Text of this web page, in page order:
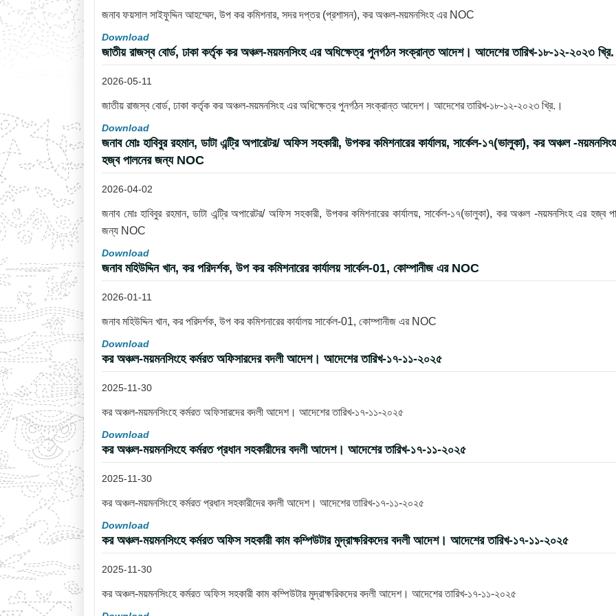
জনাব ফয়সাল সাইফুদ্দিন আহম্মেদ, উপ কর কমিশনার, সদর দপ্তর (প্রশাসন), কর অঞ্চল-ময়মনসিংহ এর NOC
Download
জাতীয় রাজস্ব বোর্ড, ঢাকা কর্তৃক কর অঞ্চল-ময়মনসিংহ এর অধিক্ষেত্র পুনর্গঠন সংক্রান্ত আদেশ। আদেশের তারিখ-১৮-১২-২০২৩
2026-05-11
জাতীয় রাজস্ব বোর্ড, ঢাকা কর্তৃক কর অঞ্চল-ময়মনসিংহ এর অধিক্ষেত্র পুনর্গঠন সংক্রান্ত আদেশ। আদেশের তারিখ-১৮-১২-২০২৩ খ্রি.।
Download
জনাব মোঃ হাবিবুর রহমান, ডাটা এন্ট্রি অপারেটর/ অফিস সহকারী, উপকর কমিশনারের কার্যালয়, সার্কেল-১৭(ভালুকা), কর অঞ্চল -
হজ্ব পালনের জন্য NOC
2026-04-02
জনাব মোঃ হাবিবুর রহমান, ডাটা এন্ট্রি অপারেটর/ অফিস সহকারী, উপকর কমিশনারের কার্যালয়, সার্কেল-১৭(ভালুকা), কর অঞ্চল -ময়মনসিংহ এর হজ্ব
জন্য NOC
Download
জনাব মহিউদ্দিন খান, কর পরিদর্শক, উপ কর কমিশনারের কার্যালয় সার্কেল-01, কোম্পানীজ এর NOC
2026-01-11
জনাব মহিউদ্দিন খান, কর পরিদর্শক, উপ কর কমিশনারের কার্যালয় সার্কেল-01, কোম্পানীজ এর NOC
Download
কর অঞ্চল-ময়মনসিংহে কর্মরত অফিসারদের বদলী আদেশ। আদেশের তারিখ-১৭-১১-২০২৫
2025-11-30
কর অঞ্চল-ময়মনসিংহে কর্মরত অফিসারদের বদলী আদেশ। আদেশের তারিখ-১৭-১১-২০২৫
Download
কর অঞ্চল-ময়মনসিংহে কর্মরত প্রধান সহকারীদের বদলী আদেশ। আদেশের তারিখ-১৭-১১-২০২৫
2025-11-30
কর অঞ্চল-ময়মনসিংহে কর্মরত প্রধান সহকারীদের বদলী আদেশ। আদেশের তারিখ-১৭-১১-২০২৫
Download
কর অঞ্চল-ময়মনসিংহে কর্মরত অফিস সহকারী কাম কম্পিউটার মুদ্রাক্ষরিকদের বদলী আদেশ। আদেশের তারিখ-১৭-১১-২০২৫
2025-11-30
কর অঞ্চল-ময়মনসিংহে কর্মরত অফিস সহকারী কাম কম্পিউটার মুদ্রাক্ষরিকদের বদলী আদেশ। আদেশের তারিখ-১৭-১১-২০২৫